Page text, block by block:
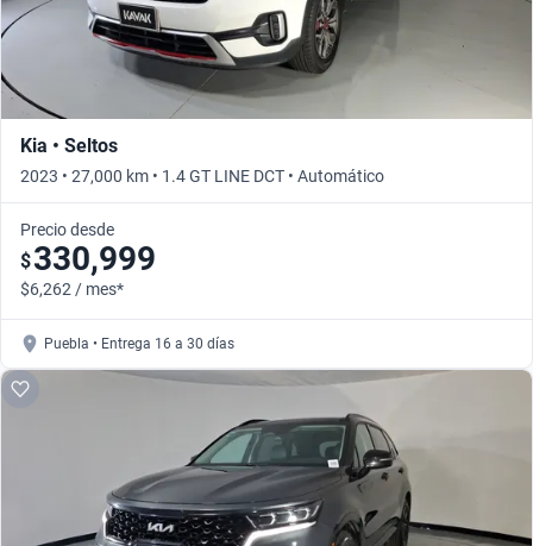
Kia • Seltos
2023 • 27,000 km • 1.4 GT LINE DCT • Automático
Precio desde
$330,999
$6,262 / mes*
Puebla • Entrega 16 a 30 días